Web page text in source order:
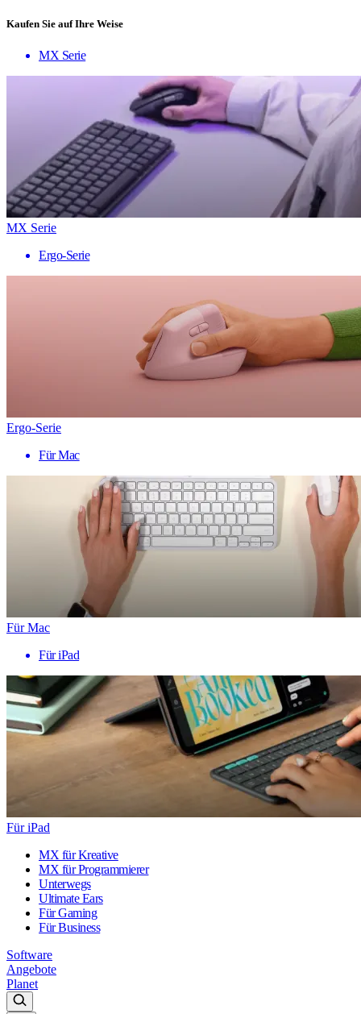
Kaufen Sie auf Ihre Weise
MX Serie
MX Serie
Ergo-Serie
Ergo-Serie
Für Mac
Für Mac
Für iPad
Für iPad
MX für Kreative
MX für Programmierer
Unterwegs
Ultimate Ears
Für Gaming
Für Business
Software
Angebote
Planet